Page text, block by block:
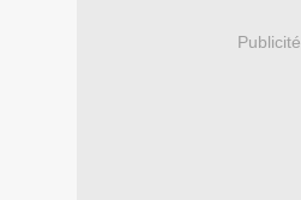
Publicité